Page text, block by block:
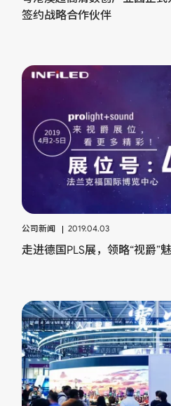
签约战略合作伙伴
公司新闻 2019.04.03
走进德国PLS展，领略“视爵”